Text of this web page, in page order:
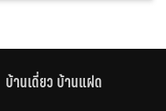
บ้านเดี่ยว บ้านแฝด